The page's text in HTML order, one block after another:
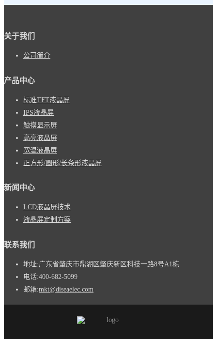
关于我们
公司简介
产品中心
标准TFT液晶屏
IPS液晶屏
触摸显示屏
高亮液晶屏
宽温液晶屏
正方形/圆形/长条形液晶屏
新闻中心
LCD液晶屏技术
液晶屏定制方案
联系我们
地址:广东省肇庆市鼎湖区肇庆新区科技一路8号A1栋
电话:400-682-5099
邮箱:mkt@diseaelec.com